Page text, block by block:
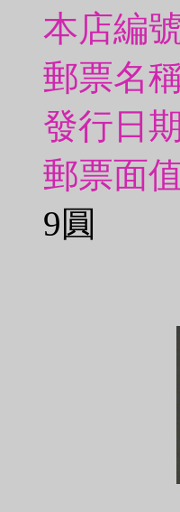
本店編號
郵票名稱
發行日期
郵票面值
9圓